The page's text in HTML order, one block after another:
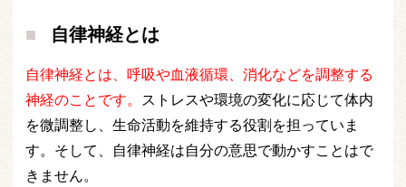
自律神経とは
自律神経とは、呼吸や血液循環、消化などを調整する
神経のことです。 ストレスや環境の変化に応じて体内
を微調整し、生命活動を維持する役割を担っていま
す。そして、自律神経は自分の意思で動かすことはで
きません。